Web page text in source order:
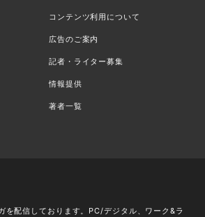
コンテンツ利用について
広告のご案内
記者・ライター募集
情報提供
著者一覧
を配信しております。PC/デジタル、ワーク&ラ